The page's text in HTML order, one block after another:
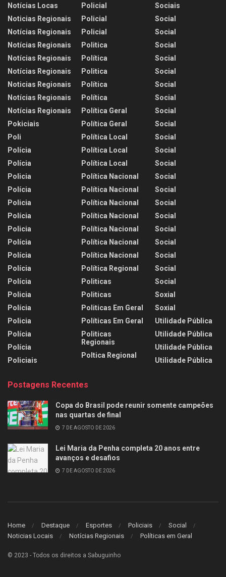
Notícias Locas
Noticias Regionais
Notícias Regionais
Notícias Regionais
Notícias Regionais
Notícias Regionais
Noticias Regionais
Notícias Regionais
Notícias Regionais
Pokiciais
Poli
Polícia
Polícia
Policia
Polícia
Policia
Polícia
Policia
Polícia
Polícia
Polícia
Polícia
Policia
Polícia
Policia
Polícia
Polícia
Policiais
Policial
Policial
Policial
Politica
Política
Politica
Política
Política
Política Geral
Política Geral
Política Local
Política Local
Política Local
Política Nacional
Política Nacional
Política Nacional
Política Nacional
Política Nacional
Política Nacional
Política Nacional
Política Regional
Politicas
Politicas
Politicas Em Geral
Políticas Em Geral
Politicas
Regionais
Poltica Regional
Sociais
Social
Social
Social
Social
Social
Social
Social
Social
Social
Social
Social
Social
Social
Social
Social
Social
Social
Social
Social
Social
Social
Soxial
Soxial
Utilidade Pública
Utilidade Pública
Utilidade Pública
Utilidade Pública
Postagens Recentes
Copa do Brasil pode reunir somente campeões
nas quartas de final
7 DE AGOSTO DE 2026
Lei Maria da Penha completa 20 anos entre
avanços e desafios
7 DE AGOSTO DE 2026
Home Destaque Esportes Policiais
Social
Noticias Locais
Notícias Regionais Políticas em Geral
© 2023 - Todos os direitos a Sabuguinho